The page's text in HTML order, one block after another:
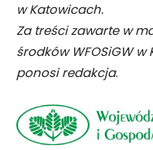
w Katowicach.
Za treści zawarte w
środków WFOSiGW
ponosi redakcja.